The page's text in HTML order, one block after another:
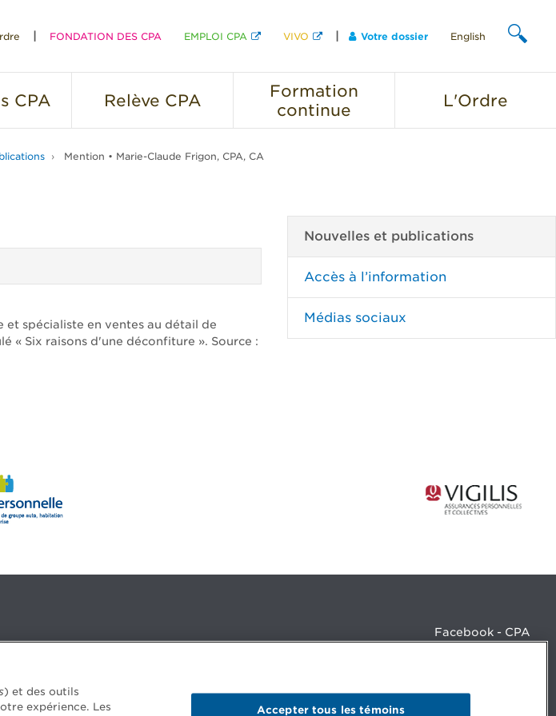
FONDATION DES CPA EMPLOI CPA VIVO Votre dossier English
CPA Relève CPA
Formation
continue
L'Ordre
Mention • Marie-Claude Frigon, CPA, CA
et spécialiste en ventes au détail de
« Six raisons d'une déconfiture ». Source :
Nouvelles et publications
Accès à l’information
Médias sociaux
Facebook - CPA
LinkedIn - 20 minutes CPA
LinkedIn - Emploi CPA
) et des outils
expérience. Les
Accepter tous les témoins